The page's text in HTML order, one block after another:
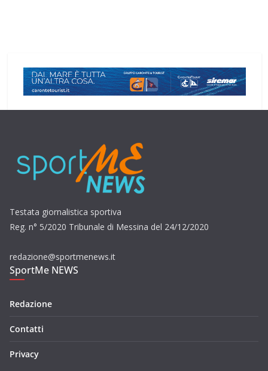
Testata giornalistica sportiva
Reg. n° 5/2020 Tribunale di Messina del 24/12/2020
redazione@sportmenews.it
SportMe NEWS
Redazione
Contatti
Privacy